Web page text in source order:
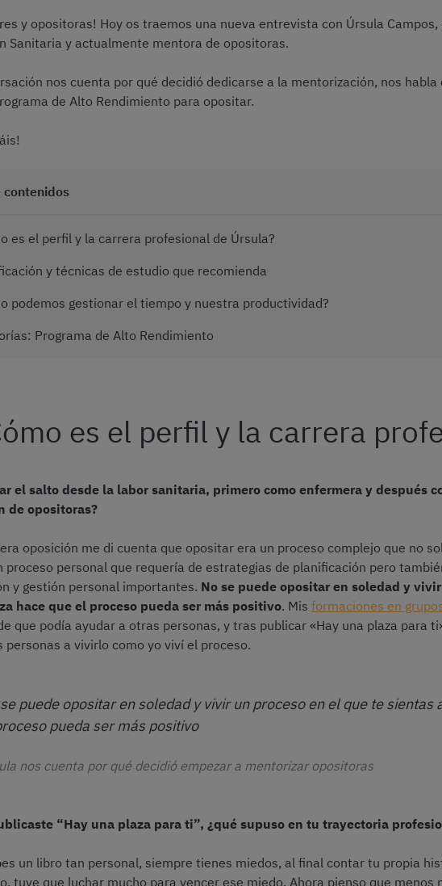
y opositoras! Hoy os traemos una nueva entrevista con Úrsula
Sanitaria y actualmente mentora de opositoras.
nos cuenta por qué decidió dedicarse a la mentorización, nos
de Alto Rendimiento para opositar.
es el perfil y la carrera profesional de Úrsula?
y técnicas de estudio que recomienda
podemos gestionar el tiempo y nuestra productividad?
Programa de Alto Rendimiento
es el perfil y la carrera
el salto desde la labor sanitaria, primero como enfermera y después
de opositoras?
oposición me di cuenta que opositar era un proceso complejo que no
proceso personal que requería de estrategias de planificación pero
y gestión personal importantes. No se puede opositar en soledad y
hace que el proceso pueda ser más positivo. Mis formaciones en
que podía ayudar a otras personas, y tras publicar «Hay una plaza para
personas a vivirlo como yo viví el proceso.
puede opositar en soledad y vivir un proceso en el que te
pueda ser más positivo
nos cuenta por qué decidió empezar a mentorizar opositoras
“Hay una plaza para ti”, ¿qué supuso en tu trayectoria
un libro tan personal, siempre tienes miedos, al final contar tu propia
tuve que luchar mucho para vencer ese miedo. Ahora pienso que